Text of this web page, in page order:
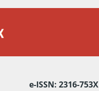
e-ISSN: 2316-753X